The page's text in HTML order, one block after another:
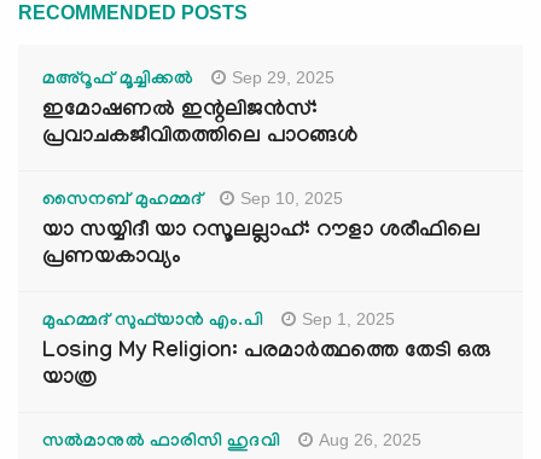
RECOMMENDED POSTS
മഅ്റൂഫ് മൂച്ചിക്കല്‍ Sep 29, 2025
ഇമോഷണൽ ഇന്റലിജൻസ്:
പ്രവാചകജീവിതത്തിലെ പാഠങ്ങൾ
സൈനബ് മുഹമ്മദ് Sep 10, 2025
യാ സയ്യിദീ യാ റസൂലല്ലാഹ്: റൗളാ ശരീഫിലെ
പ്രണയകാവ്യം
മുഹമ്മദ് സുഫ്‌യാൻ എം.പി Sep 1, 2025
Losing My Religion: പരമാർത്ഥത്തെ തേടി ഒരു
യാത്ര
സൽമാനുൽ ഫാരിസി ഹുദവി Aug 26, 2025